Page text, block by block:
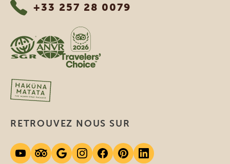
+33 257 28 0079
RETROUVEZ NOUS SUR